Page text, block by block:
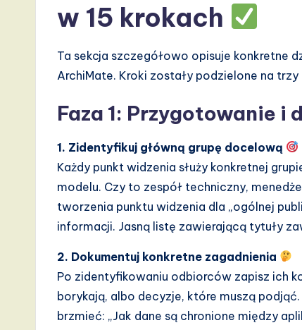
w 15 krokach
Ta sekcja szczegółowo opisuje konkretne
ArchiMate. Kroki zostały podzielone na
Faza 1: Przygotowanie
1. Zidentyfikuj główną grupę docelową
Każdy punkt widzenia służy konkretnej
modelu. Czy to zespół techniczny,
tworzenia punktu widzenia dla „ogólnej
informacji. Jasną listę zawierającą tytuły
2. Dokumentuj konkretne zagadnienia
Po zidentyfikowaniu odbiorców zapisz ich
borykają, albo decyzje, które muszą
brzmieć: „Jak dane są chronione między